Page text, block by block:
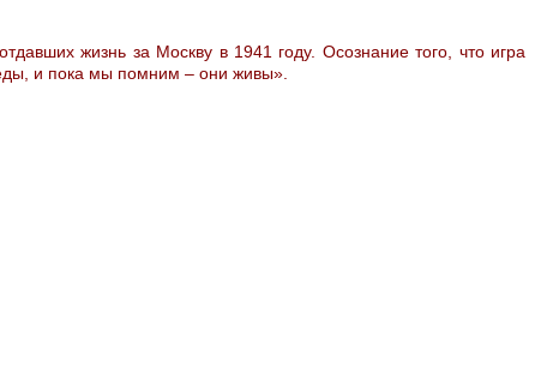
жизнь за Москву в 1941 году. Осознание того, что игра
и пока мы помним – они живы».